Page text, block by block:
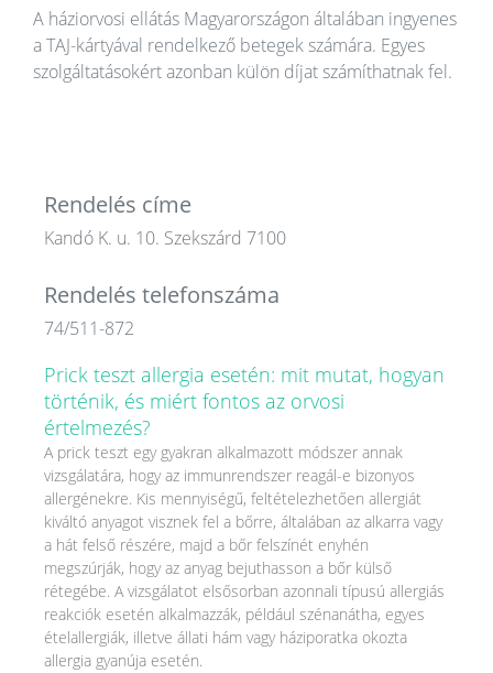
A háziorvosi ellátás Magyarországon általában ingyenes
a TAJ-kártyával rendelkező betegek számára. Egyes
szolgáltatásokért azonban külön díjat számíthatnak fel.
Rendelés címe
Kandó K. u. 10. Szekszárd 7100
Rendelés telefonszáma
74/511-872
Prick teszt allergia esetén: mit mutat, hogyan
történik, és miért fontos az orvosi
értelmezés?
A prick teszt egy gyakran alkalmazott módszer annak
vizsgálatára, hogy az immunrendszer reagál-e bizonyos
allergénekre. Kis mennyiségű, feltételezhetően allergiát
kiváltó anyagot visznek fel a bőrre, általában az alkarra vagy
a hát felső részére, majd a bőr felszínét enyhén
megszúrják, hogy az anyag bejuthasson a bőr külső
rétegébe. A vizsgálatot elsősorban azonnali típusú allergiás
reakciók esetén alkalmazzák, például szénanátha, egyes
ételallergiák, illetve állati hám vagy háziporatka okozta
allergia gyanúja esetén.